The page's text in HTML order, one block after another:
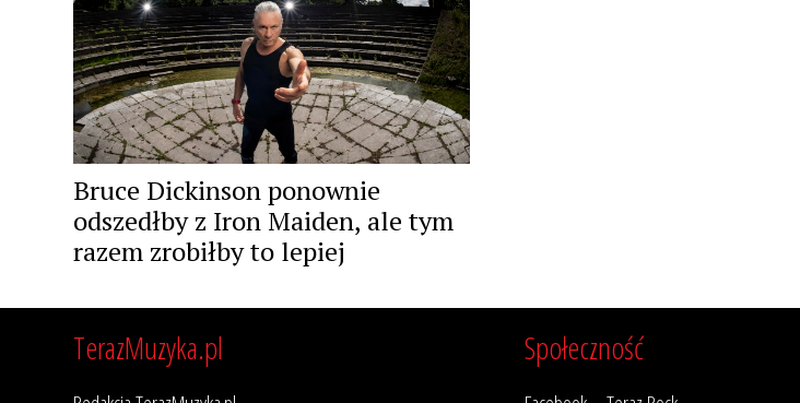
Bruce Dickinson ponownie
odszedłby z Iron Maiden, ale tym
razem zrobiłby to lepiej
TerazMuzyka.pl Społeczność